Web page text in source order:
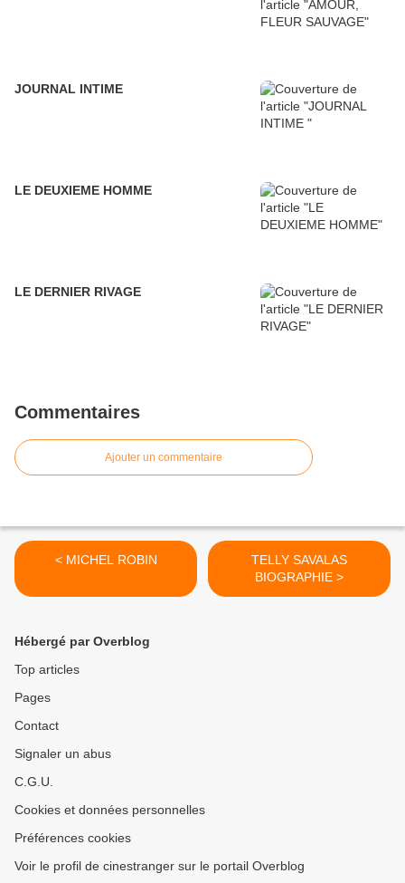
JOURNAL INTIME
LE DEUXIEME HOMME
LE DERNIER RIVAGE
Commentaires
Ajouter un commentaire
< MICHEL ROBIN
TELLY SAVALAS
BIOGRAPHIE >
Hébergé par Overblog
Top articles
Pages
Contact
Signaler un abus
C.G.U.
Cookies et données personnelles
Préférences cookies
Voir le profil de cinestranger sur le portail Overblog